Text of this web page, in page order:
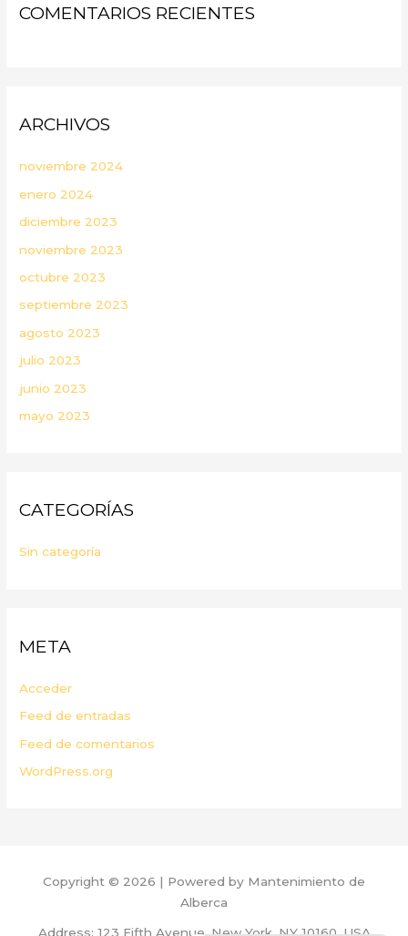
COMENTARIOS RECIENTES
ARCHIVOS
noviembre 2024
enero 2024
diciembre 2023
noviembre 2023
octubre 2023
septiembre 2023
agosto 2023
julio 2023
junio 2023
mayo 2023
CATEGORÍAS
Sin categoría
META
Acceder
Feed de entradas
Feed de comentarios
WordPress.org
Copyright © 2026 | Powered by Mantenimiento de
Alberca
Address: 123 Fifth Avenue, New York, NY 10160, USA